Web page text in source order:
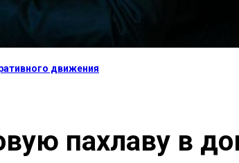
движения
пахлаву в